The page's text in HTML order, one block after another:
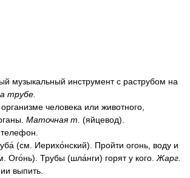
музыкальный инструмент с раструбом на
трубе.
человека или животного,
Маточная т. (яйцевод).
(см. Иерихо́нский). Пройти огонь, воду и
Ого́нь). Трубы (шла́нги) горят у кого. Жарг.
выпить.